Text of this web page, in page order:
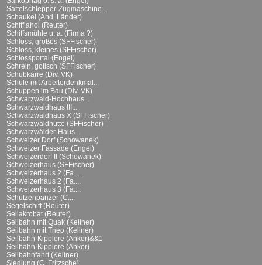
Sattelschlepper-Zugmaschine...
Schaukel (And. Länder)
Schiff ahoi (Reuter)
Schiffsmühle u. a. (Firma ?)
Schloss, großes (SFFischer)
Schloss, kleines (SFFischer)
Schlossportal (Engel)
Schrein, gotisch (SFFischer)
Schubkarre (Div. VK)
Schule mit Arbeiterdenkmal...
Schuppen im Bau (Div. VK)
Schwarzwald-Hochhaus...
Schwarzwaldhaus III...
Schwarzwaldhaus X (SFFischer)
Schwarzwaldhütte (SFFischer)
Schwarzwälder-Haus...
Schweizer Dorf (Schowanek)
Schweizer Fassade (Engel)
Schweizerdorf II (Schowanek)
Schweizerhaus (SFFischer)
Schweizerhaus 2 (Fa....
Schweizerhaus 2 (Fa....
Schweizerhaus 3 (Fa....
Schützenpanzer (C....
Segelschiff (Reuter)
Seilakrobat (Reuter)
Seilbahn mit Quak (Kellner)
Seilbahn mit Theo (Kellner)
Seilbahn-Kipplore (Anker)&&1
Seilbahn-Kipplore (Anker)
Seilbahnfahrt (Kellner)
Siedlung (C. Fritzsche)